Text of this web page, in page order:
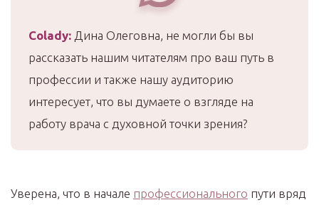
Colady: Дина Олеговна, не могли бы вы
рассказать нашим читателям про ваш путь в
профессии и также нашу аудиторию
интересует, что вы думаете о взгляде на
работу врача с духовной точки зрения?
Уверена, что в начале профессионального пути вряд